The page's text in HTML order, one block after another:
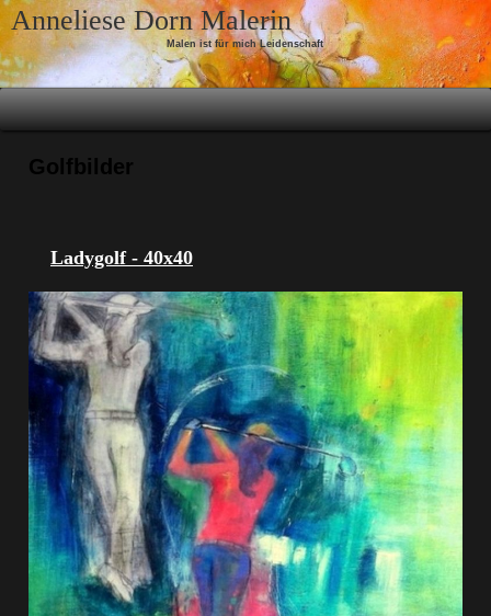
Skip to content
Anneliese Dorn Malerin
Malen ist für mich Leidenschaft
Golfbilder
Ladygolf - 40x40